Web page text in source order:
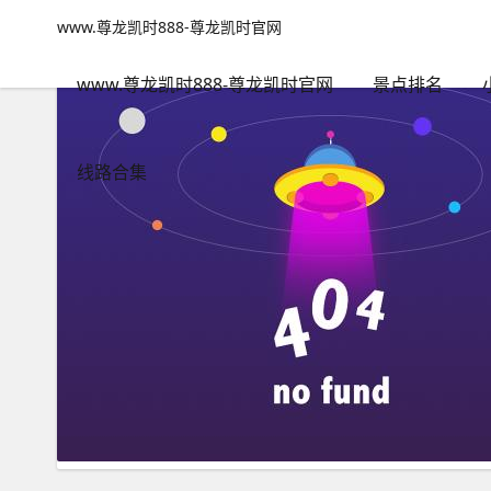
www.尊龙凯时888-尊龙凯时官网
www.尊龙凯时888-尊龙凯时官网 景点排名
线路合集
www.尊龙凯时888-尊龙凯时官网